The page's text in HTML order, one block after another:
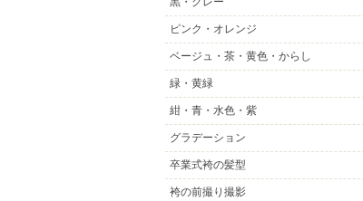
ピンク・オレンジ
ベージュ・茶・黄色・からし
緑・黄緑
紺・青・水色・紫
グラデーション
卒業式袴の髪型
袴の前撮り撮影